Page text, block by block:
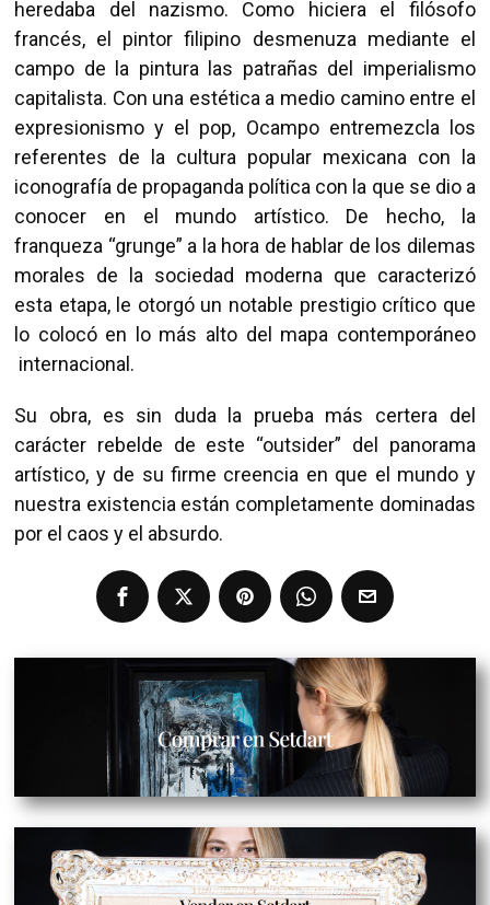
heredaba del nazismo. Como hiciera el filósofo
francés, el pintor filipino desmenuza mediante el
campo de la pintura las patrañas del imperialismo
capitalista. Con una estética a medio camino entre el
expresionismo y el pop, Ocampo entremezcla los
referentes de la cultura popular mexicana con la
iconografía de propaganda política con la que se dio a
conocer en el mundo artístico. De hecho, la
franqueza “grunge” a la hora de hablar de los dilemas
morales de la sociedad moderna que caracterizó
esta etapa, le otorgó un notable prestigio crítico que
lo colocó en lo más alto del mapa contemporáneo
internacional.
Su obra, es sin duda la prueba más certera del
carácter rebelde de este “outsider” del panorama
artístico, y de su firme creencia en que el mundo y
nuestra existencia están completamente dominadas
por el caos y el absurdo.